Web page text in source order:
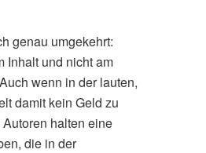
genau umgekehrt:
Inhalt und nicht am
wenn in der lauten,
damit kein Geld zu
halten eine
die in der